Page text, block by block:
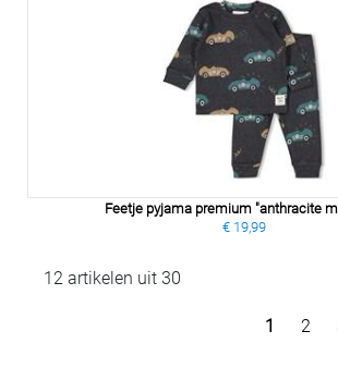
Feetje pyjama premium "anthracite
€ 19,99
12 artikelen uit 30
1 2